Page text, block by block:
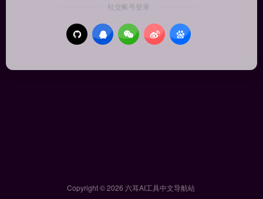
社交帐号登录
Copyright © 2026 六耳AI工具中文导航站